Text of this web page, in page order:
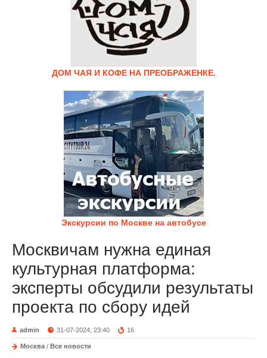
ДОМ ЧАЯ И КОФЕ НА ПРЕОБРАЖЕНКЕ.
Экскурсии по Москве на автобусе
Москвичам нужна единая
культурная платформа:
эксперты обсудили результаты
проекта по сбору идей
admin 31-07-2024, 23:40 16
Москва / Все новости